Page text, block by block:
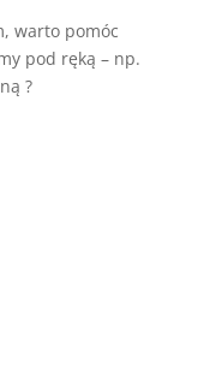
warto pomóc
pod ręką – np.
?